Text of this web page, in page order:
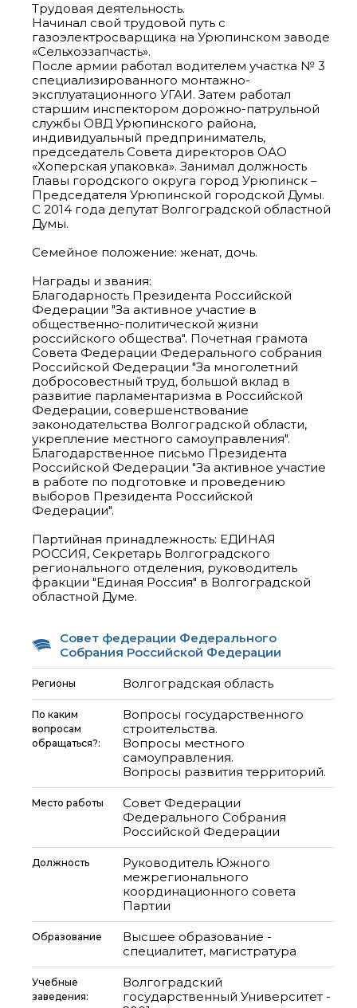
Трудовая деятельность.
Начинал свой трудовой путь с
газоэлектросварщика на Урюпинском заводе
«Сельхоззапчасть».
После армии работал водителем участка № 3
специализированного монтажно-
эксплуатационного УГАИ. Затем работал
старшим инспектором дорожно-патрульной
службы ОВД Урюпинского района,
индивидуальный предприниматель,
председатель Совета директоров ОАО
«Хоперская упаковка». Занимал должность
Главы городского округа город Урюпинск –
Председателя Урюпинской городской Думы.
С 2014 года депутат Волгоградской областной
Думы.
Семейное положение: женат, дочь.
Награды и звания:
Благодарность Президента Российской
Федерации "За активное участие в
общественно-политической жизни
российского общества". Почетная грамота
Совета Федерации Федерального собрания
Российской Федерации "За многолетний
добросовестный труд, большой вклад в
развитие парламентаризма в Российской
Федерации, совершенствование
законодательства Волгоградской области,
укрепление местного самоуправления".
Благодарственное письмо Президента
Российской Федерации "За активное участие
в работе по подготовке и проведению
выборов Президента Российской
Федерации".
Партийная принадлежность: ЕДИНАЯ
РОССИЯ, Секретарь Волгоградского
регионального отделения, руководитель
фракции "Единая Россия" в Волгоградской
Совет федерации Федерального
Собрания Российской Федерации
Регионы Волгоградская область
По каким
вопросам
обращаться?:
Вопросы государственного
строительства.
Вопросы местного
самоуправления.
Вопросы развития территорий.
Место работы
Совет Федерации
Федерального Собрания
Российской Федерации
Должность
Руководитель Южного
межрегионального
координационного совета
Партии
Образование
Высшее образование -
специалитет, магистратура
Учебные
заведения:
Волгоградский
государственный Университет -